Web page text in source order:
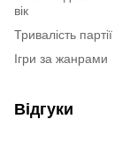
вік
Тривалість партії
Ігри за жанрами
Відгуки